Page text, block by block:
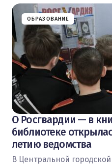
ОБРАЗОВАНИЕ
О Росгвардии — в
библиотеке
летию ведомства
В Центральной